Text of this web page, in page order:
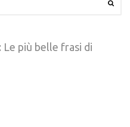
Le più belle frasi di